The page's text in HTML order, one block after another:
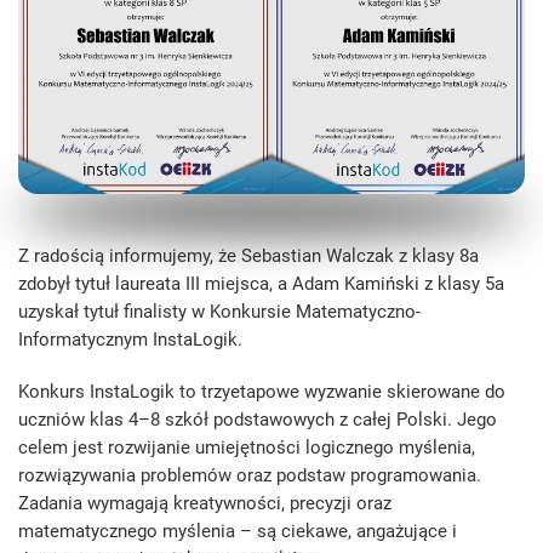
Z radością informujemy, że Sebastian Walczak z klasy 8a
zdobył tytuł laureata III miejsca, a Adam Kamiński z klasy 5a
uzyskał tytuł finalisty w Konkursie Matematyczno-
Informatycznym InstaLogik.
Konkurs InstaLogik to trzyetapowe wyzwanie skierowane do
uczniów klas 4–8 szkół podstawowych z całej Polski. Jego
celem jest rozwijanie umiejętności logicznego myślenia,
rozwiązywania problemów oraz podstaw programowania.
Zadania wymagają kreatywności, precyzji oraz
matematycznego myślenia – są ciekawe, angażujące i